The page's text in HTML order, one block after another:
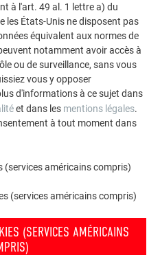
en aluminium
systèmes solaires et
à l'art. 49 al. 1 lettre a) du
les États-Unis ne disposent pas
équivalent aux normes de
notamment avoir accès à
ou de surveillance, sans vous
vous y opposer
d'informations à ce sujet dans
et dans les mentions légales.
à tout moment dans
(services américains compris)
(services américains compris)
(SERVICES AMÉRICAINS